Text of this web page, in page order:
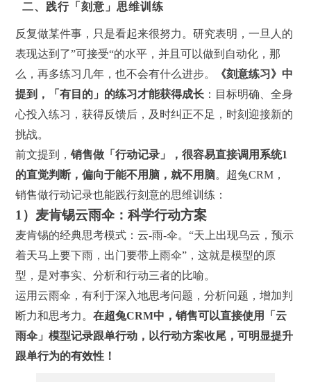
二、践行「刻意」思维训练
反复做某件事，只是看起来很努力。研究表明，一旦人的
表现达到了”可接受“的水平，并且可以做到自动化，那
么，再多练习几年，也不会有什么进步。
《刻意练习》中
提到，「有目的」的练习才能获得成长 ：目标明确、全身
心投入练习，获得反馈后，及时纠正不足，时刻迎接新的
挑战。
前文提到，销售做「行动记录」，很容易直接调用系统1
的直觉判断，偏向于能不用脑，就不用脑。超兔CRM，
销售做行动记录也能践行刻意的思维训练：
1）麦肯锡云雨伞：科学行动方案
麦肯锡的经典思考模式：云-雨-伞。“天上出现乌云，预示
着天马上要下雨，出门要带上雨伞”，这就是模型的原
型，是对事实、分析和行动三者的比喻。
运用云雨伞，有利于深入地思考问题，分析问题，增加判
断力和思考力。在超兔CRM中，销售可以直接使用「云
雨伞」模型记录跟单行动，以行动方案收尾，可明显提升
跟单行为的有效性！